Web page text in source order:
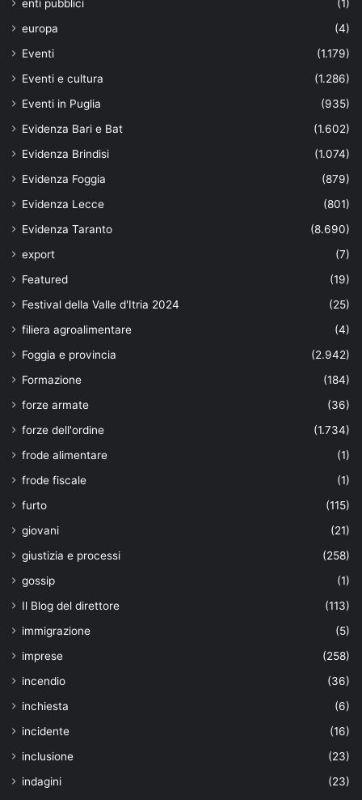
enti pubblici
(1)
europa
(4)
Eventi
(1.179)
Eventi e cultura
(1.286)
Eventi in Puglia
(935)
Evidenza Bari e Bat
(1.602)
Evidenza Brindisi
(1.074)
Evidenza Foggia
(879)
Evidenza Lecce
(801)
Evidenza Taranto
(8.690)
export
(7)
Featured
(19)
Festival della Valle d'Itria 2024
(25)
filiera agroalimentare
(4)
Foggia e provincia
(2.942)
Formazione
(184)
forze armate
(36)
forze dell'ordine
(1.734)
frode alimentare
(1)
frode fiscale
(1)
furto
(115)
giovani
(21)
giustizia e processi
(258)
gossip
(1)
Il Blog del direttore
(113)
immigrazione
(5)
imprese
(258)
incendio
(36)
inchiesta
(6)
incidente
(16)
inclusione
(23)
indagini
(23)